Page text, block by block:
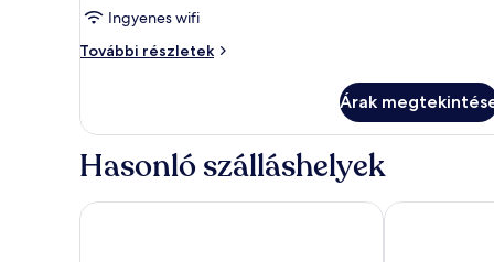
Ingyenes wifi
További részletek
Water
Árak
Hasonló szálláshelyek
Villa Nautica Paradise Island Resort Centara Ras